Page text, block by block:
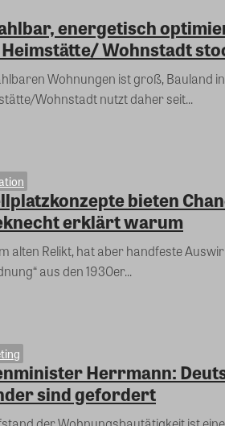
energetisch
Wohnstadt
Wohnungen ist groß, Bauland
Wohnstadt nutzt daher seit...
bieten
erklärt warum
alten Relikt, hat aber handfeste
aus den 1930er...
Herrmann:
sind gefordert